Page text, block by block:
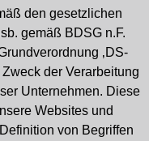
den gesetzlichen
gemäß BDSG n.F.
‚DS-
der Verarbeitung
Unternehmen. Diese
Websites und
von Begriffen